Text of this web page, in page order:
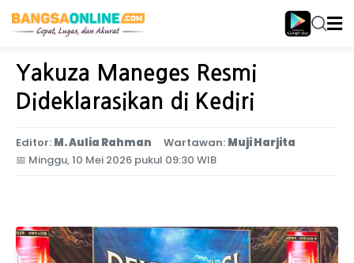
Home Jawa Timur
Yakuza Maneges Resmi
Dideklarasikan di Kediri
Editor: M. Aulia Rahman Wartawan: Muji Harjita
📅 Minggu, 10 Mei 2026 pukul 09:30 WIB